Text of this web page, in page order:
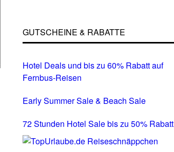
GUTSCHEINE & RABATTE
Hotel Deals und bis zu 60% Rabatt auf
Fernbus-Reisen
Early Summer Sale & Beach Sale
72 Stunden Hotel Sale bis zu 50% Rabatt